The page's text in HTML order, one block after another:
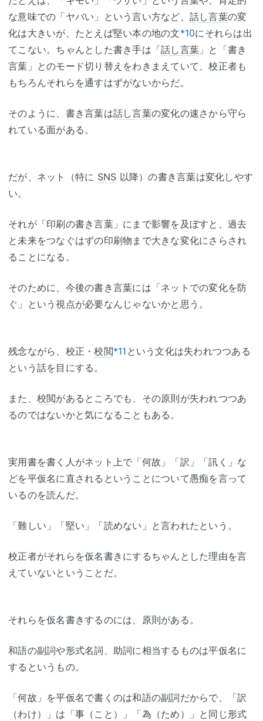
な意味での「ヤバい」という言い方など、 話し言葉の変
化は大きいが、たとえば堅い本の地の文*10にそれらは出
てこない。ちゃんとした書き手は「話し言葉 」と「書き
言葉」とのモード切り替えをわきまえていて、校正者も
もちろんそれらを通すはずがないからだ。
そのように、書き言葉は話し言葉の変化の速さから守ら
れている面がある。
だが、ネット（特に SNS 以降）の書き言葉は変化しやす
い。
それが「印刷の書き言葉」にまで影響を及ぼすと、過去
と未来をつなぐはずの印刷物まで大きな変化にさらされ
ることになる。
そのために、今後の書き言葉には「ネットでの変化を防
ぐ」という視点が必要なんじゃないかと思う。
残念ながら、校正・校閲*11 という文化は失われつつある
という話を目にする。
また、 校閲があるところでも、その原則が失われつつあ
るのではないかと気になることもある。
実用書を書く人がネット上で「何故」「訳」「訊く」な
どを平仮名に直されるということについて愚痴を言って
いるのを読んだ。
「難しい」「堅い」「読めない」と言われたという。
校正者がそれらを仮名書きにするちゃんとした理由を言
えていないということだ。
それらを仮名書きするのには、原則がある。
和語の副詞や形式名詞、助詞に相当するものは平仮名に
するというもの。
「何故」を平仮名で書くのは和語の副詞だからで、「訳
（わけ）」は「事（こと）」「為（ため）」と同じ形式